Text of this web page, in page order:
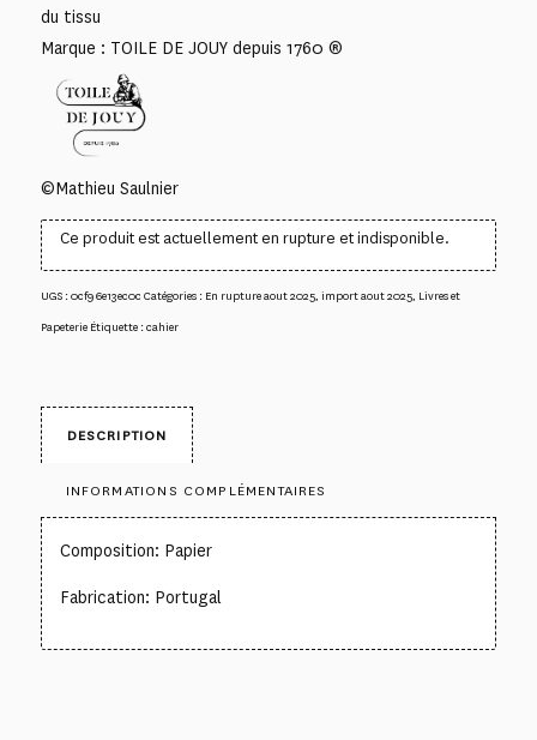
du tissu
Marque : TOILE DE JOUY depuis 1760 ®
©Mathieu Saulnier
Ce produit est actuellement en rupture et indisponible.
UGS :0cf96e13ec0c Catégories : En rupture aout 2025, import aout 2025, Livres et
Papeterie Étiquette :cahier
DESCRIPTION
INFORMATIONS COMPLÉMENTAIRES
Composition: Papier
Fabrication: Portugal